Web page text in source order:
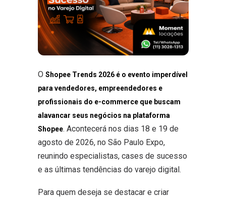
O Shopee Trends 2026 é o evento imperdível
para vendedores, empreendedores e
profissionais do e-commerce que buscam
alavancar seus negócios na plataforma
Shopee. Acontecerá nos dias 18 e 19 de
agosto de 2026, no São Paulo Expo,
reunindo especialistas, cases de sucesso
e as últimas tendências do varejo digital.
Para quem deseja se destacar e criar